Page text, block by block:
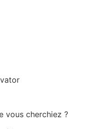
vous cherchiez ?